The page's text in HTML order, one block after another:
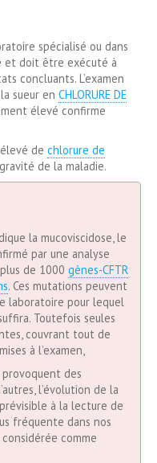
spécialisé ou dans
et doit être exécuté à
concluants. L’examen
sueur en CHLORURE DE
élevé confirme
de chlorure de
de la maladie.
la mucoviscidose, le
par une analyse
de 1000 gènes-CFTR
. Ces mutations peuvent
laboratoire pour lequel
Toutefois seules
couvrant tout de
à l’examen,
des
l’évolution de la
à la lecture de
fréquente dans nos
comme